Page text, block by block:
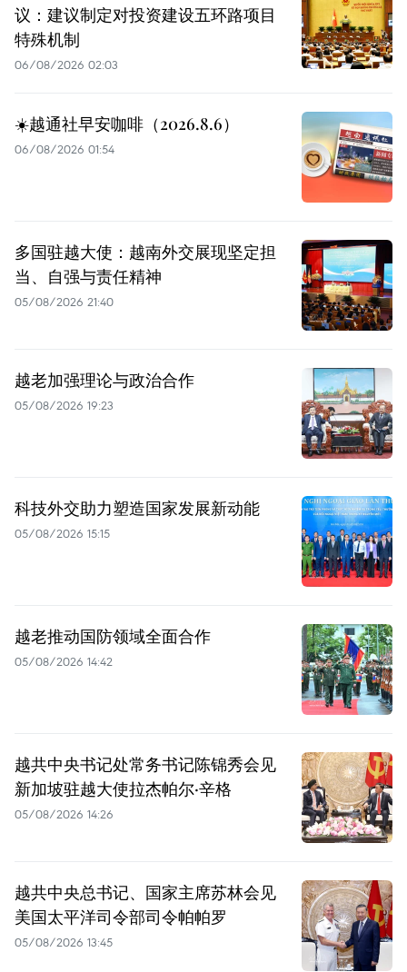
议：建议制定对投资建设五环路项目
特殊机制
06/08/2026 02:03
☀️越通社早安咖啡（2026.8.6）
06/08/2026 01:54
多国驻越大使：越南外交展现坚定担
当、自强与责任精神
05/08/2026 21:40
越老加强理论与政治合作
05/08/2026 19:23
科技外交助力塑造国家发展新动能
05/08/2026 15:15
越老推动国防领域全面合作
05/08/2026 14:42
越共中央书记处常务书记陈锦秀会见
新加坡驻越大使拉杰帕尔·辛格
05/08/2026 14:26
越共中央总书记、国家主席苏林会见
美国太平洋司令部司令帕帕罗
05/08/2026 13:45